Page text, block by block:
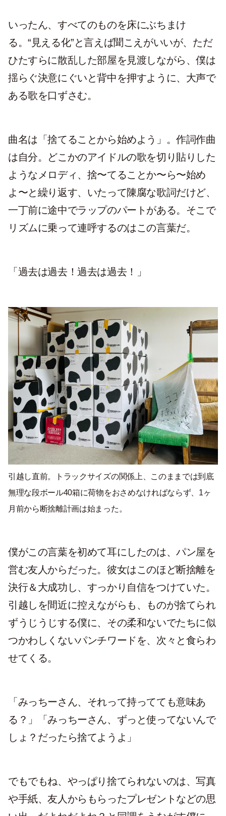
いったん、すべてのものを床にぶちまけ
る。“見える化”と言えば聞こえがいいが、ただ
ひたすらに散乱した部屋を見渡しながら、僕は
揺らぐ決意にぐいと背中を押すように、大声で
ある歌を口ずさむ。
曲名は「捨てることから始めよう」。作詞作曲
は自分。どこかのアイドルの歌を切り貼りした
ようなメロディ、捨〜てることか〜ら〜始め
よ〜と繰り返す、いたって陳腐な歌詞だけど、
一丁前に途中でラップのパートがある。そこで
リズムに乗って連呼するのはこの言葉だ。
「過去は過去！過去は過去！」
引越し直前。トラックサイズの関係上、このままでは到底
無理な段ボール40箱に荷物をおさめなければならず、1ヶ
月前から断捨離計画は始まった。
僕がこの言葉を初めて耳にしたのは、パン屋を
営む友人からだった。彼女はこのほど断捨離を
決行＆大成功し、すっかり自信をつけていた。
引越しを間近に控えながらも、ものが捨てられ
ずうじうじする僕に、その柔和ないでたちに似
つかわしくないパンチワードを、次々と食らわ
せてくる。
「みっちーさん、それって持ってても意味あ
る？」「みっちーさん、ずっと使ってないんで
しょ？だったら捨てようよ」
でもでもね、やっぱり捨てられないのは、写真
や手紙、友人からもらったプレゼントなどの思